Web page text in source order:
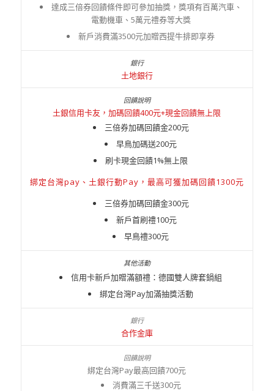
達成三倍券回饋條件即可參加抽獎，獎項有百萬汽車、
電動機車、5萬元禮券等大獎
新戶消費滿3500元加贈西提牛排即享券
土地銀行
土銀信用卡友，加碼回饋400元+現金回饋無上限
三倍券加碼回饋金200元
早鳥加碼送200元
刷卡現金回饋1%無上限
綁定台灣pay、土銀行動Pay，最高可獲加碼回饋1300元
三倍券加碼回饋金300元
新戶首刷禮100元
早鳥禮300元
信用卡新戶加贈滿額禮：德國雙人牌套鍋組
綁定台灣Pay加滿抽獎活動
合作金庫
綁定台灣Pay最高回饋700元
消費滿三千送300元